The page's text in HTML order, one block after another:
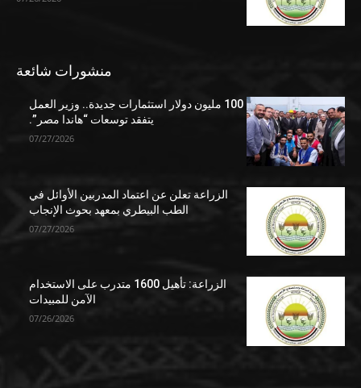
منشورات شائعة
100 مليون دولار استثمارات جديدة.. وزير العمل
يتفقد توسعات “هاندا مصر”.
07/27/2026
الزراعة تعلن عن اعتماد المدربين الأوائل في
الطب البيطري بمعهد بحوث الإنجاب
07/27/2026
الزراعة: تأهيل 1600 متدرب على الاستخدام
الآمن للمبيدات
07/26/2026